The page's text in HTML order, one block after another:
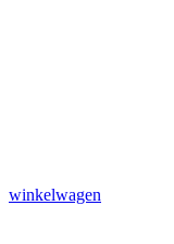
winkelwagen